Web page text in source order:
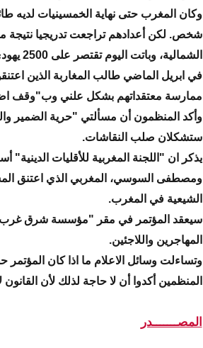
شخص. لكن أعدادهم تراجعت تدريجيا نتيجة
الشمالية، وباتت اليوم تقتصر على 2500 يهودي مغربي يقيمون في البلاد.
في ابريل الماضي طالب المغاربة الذين
ممارسة معتقداتهم بشكل علني وب"وقف
وأكد المنظمون أن مسألتي "حرية الضمير
ستشكلان صلب النقاشات.
يذكر ان "اللجنة المغربية للأقليات
ومصطفى السوسي، المغربي الذي اعتنق
الشيعية في المغرب.
سيعقد المؤتمر في مقر "مؤسسة شرق غرب"
المهاجرين واللاجئين.
وتساءلت وسائل الاعلام ما اذا كان
المنظمين أكدوا أن لا حاجة لذلك لأن
المصـــــــدر